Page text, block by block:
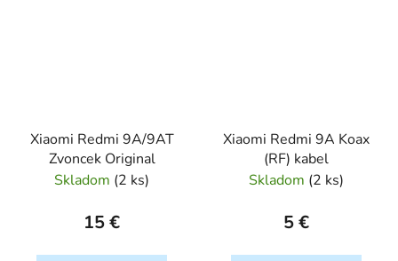
Xiaomi Redmi 9A/9AT
Zvoncek Original
Skladom (2 ks)
15 €
Xiaomi Redmi 9A Koax
(RF) kabel
Skladom (2 ks)
5 €